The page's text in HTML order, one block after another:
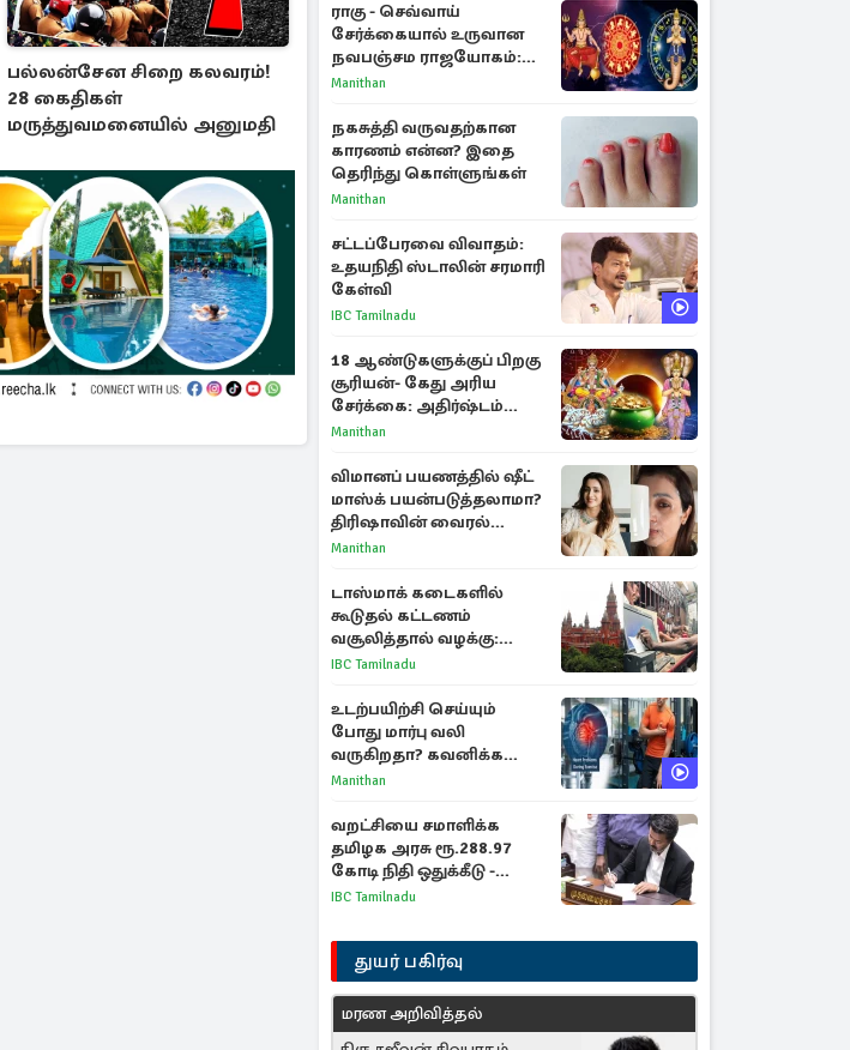
பல்லன்சேன சிறை கலவரம்!
28 கைதிகள்
மருத்துவமனையில் அனுமதி
ராகு - செவ்வாய்
சேர்க்கையால் உருவான
நவபஞ்சம ராஜயோகம்:
அதிர்ஷ்டம் பெறும் 3
Manithan
நகசுத்தி வருவதற்கான
காரணம் என்ன? இதை
தெரிந்து கொள்ளுங்கள்
Manithan
சட்டப்பேரவை விவாதம்:
உதயநிதி ஸ்டாலின் சரமாரி
கேள்வி
IBC Tamilnadu
18 ஆண்டுகளுக்குப் பிறகு
சூரியன்- கேது அரிய
சேர்க்கை: அதிர்ஷ்டம்
பெறும் 3 ராசிகள்!
Manithan
விமானப் பயணத்தில் ஷீட்
மாஸ்க் பயன்படுத்தலாமா?
திரிஷாவின் வைரல்
செல்ஃபிக்கு மருத்துவர்
Manithan
டாஸ்மாக் கடைகளில்
கூடுதல் கட்டணம்
வசூலித்தால் வழக்கு:
சென்னை உயர்நீதிமன்றம்
IBC Tamilnadu
உடற்பயிற்சி செய்யும்
போது மார்பு வலி
வருகிறதா? கவனிக்க
வேண்டிய எச்சரிக்கை
Manithan
வறட்சியை சமாளிக்க
தமிழக அரசு ரூ.288.97
கோடி நிதி ஒதுக்கீடு -
வெளியான அரசாணை
IBC Tamilnadu
துயர் பகிர்வு
மரண அறிவித்தல்